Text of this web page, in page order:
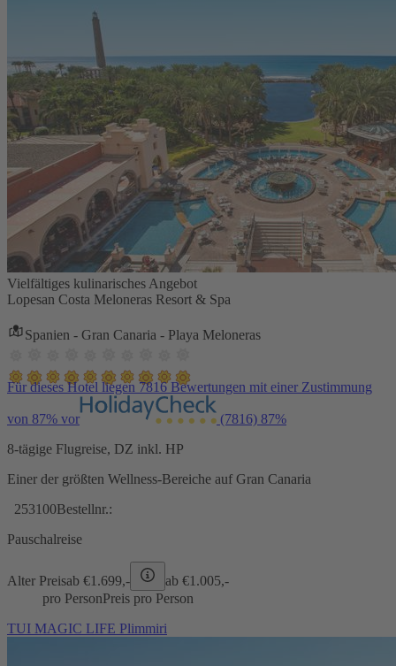
Vielfältiges kulinarisches Angebot
Lopesan Costa Meloneras Resort & Spa
Spanien - Gran Canaria - Playa Meloneras
Für dieses Hotel liegen 7816 Bewertungen mit einer Zustimmung
von 87% vor (7816) 87%
8-tägige Flugreise, DZ inkl. HP
Einer der größten Wellness-Bereiche auf Gran Canaria
253100Bestellnr.:
Pauschalreise
Alter Preisab €1.699,- ab €1.005,-
pro PersonPreis pro Person
TUI MAGIC LIFE Plimmiri